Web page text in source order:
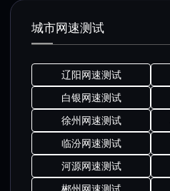
城市网速测试
辽阳网速测试
白银网速测试
徐州网速测试
临汾网速测试
河源网速测试